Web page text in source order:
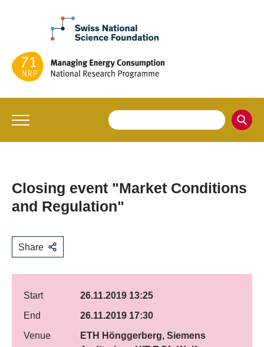
Closing event "Market Conditions
and Regulation"
Share
Start
26.11.2019 13:25
End
26.11.2019 17:30
Venue
ETH Hönggerberg, Siemens